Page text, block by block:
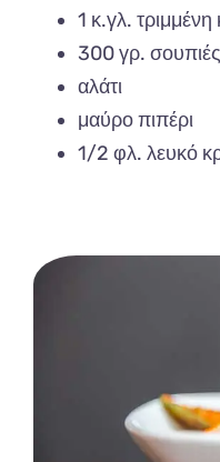
1 κ.γλ.
300 γρ. σουπιές
αλάτι
μαύρο πιπέρι
1/2 φλ. λευκό